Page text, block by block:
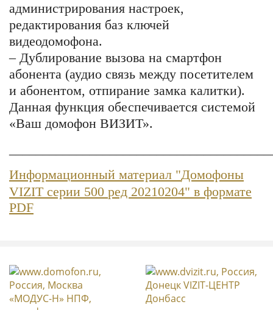
администрирования настроек,
редактирования баз ключей
видеодомофона.
– Дублирование вызова на смартфон
абонента (аудио связь между посетителем
и абонентом, отпирание замка калитки).
Данная функция обеспечивается системой
«Ваш домофон ВИЗИТ».
Информационный материал "Домофоны
VIZIT серии 500 ред 20210204" в формате
PDF